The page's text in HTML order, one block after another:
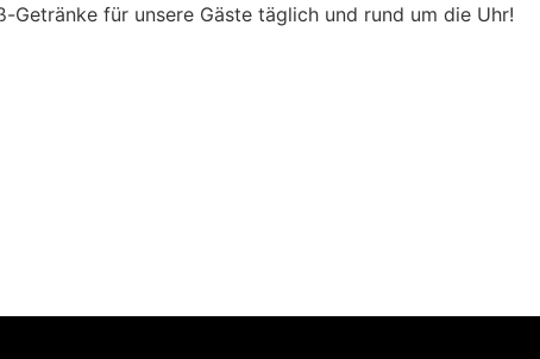
Getränke für unsere Gäste täglich und rund um die Uhr!